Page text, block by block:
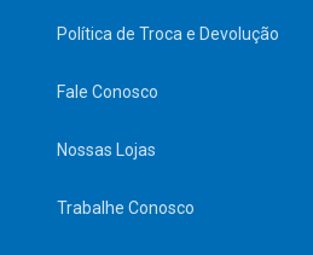
Política de Troca e Devolução
Fale Conosco
Nossas Lojas
Trabalhe Conosco